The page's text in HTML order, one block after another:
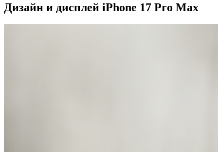
Дизайн и дисплей iPhone 17 Pro Max